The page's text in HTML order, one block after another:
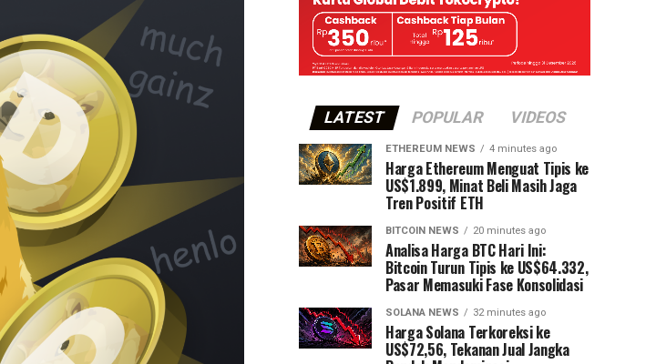
LATEST POPULAR VIDEOS
ETHEREUM NEWS 4 minutes ago
Harga Ethereum Menguat Tipis ke
US$1.899, Minat Beli Masih Jaga
Tren Positif ETH
BITCOIN NEWS 20 minutes ago
Analisa Harga BTC Hari Ini:
Bitcoin Turun Tipis ke US$64.332,
Pasar Memasuki Fase Konsolidasi
SOLANA NEWS 32 minutes ago
Harga Solana Terkoreksi ke
US$72,56, Tekanan Jual Jangka